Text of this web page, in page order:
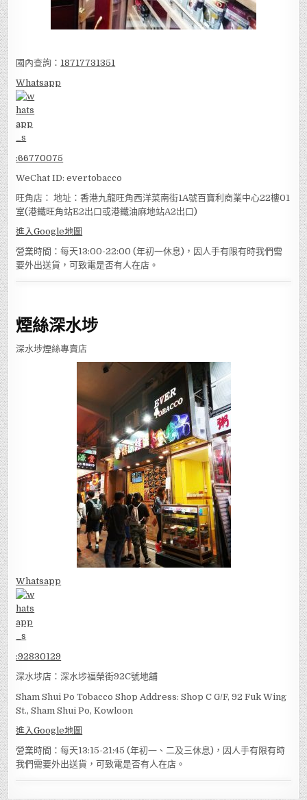
國內查詢： 18717731351
Whatsapp
:66770075
WeChat ID: evertobacco
旺角店： 地址：香港九龍旺角西洋菜南街1A號百寶利商業中心22樓01
室(港鐵旺角站E2出口或港鐵油麻地站A2出口)
進入Google地圖
營業時間：每天13:00-22:00 (年初一休息)，因人手有限有時我們需
要外出送貨，可致電是否有人在店。
煙絲深水埗
深水埗煙絲專賣店
Whatsapp
:92830129
深水埗店：深水埗福榮街92C號地舖
Sham Shui Po Tobacco Shop Address: Shop C G/F, 92 Fuk Wing
St., Sham Shui Po, Kowloon
進入Google地圖
營業時間：每天13:15-21:45 (年初一、二及三休息)，因人手有限有時
我們需要外出送貨，可致電是否有人在店。